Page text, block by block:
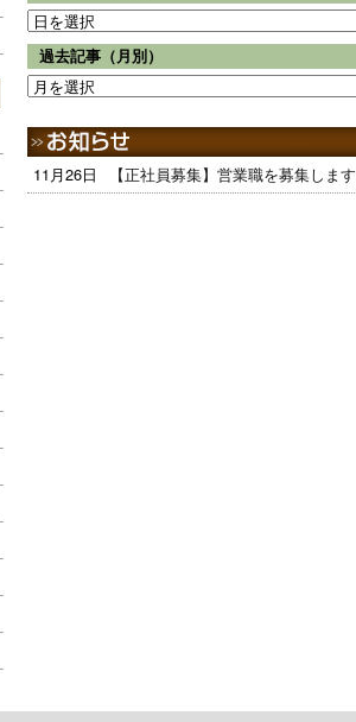
過去記事（月別）
11月26日 【正社員募集】営業職を募集します